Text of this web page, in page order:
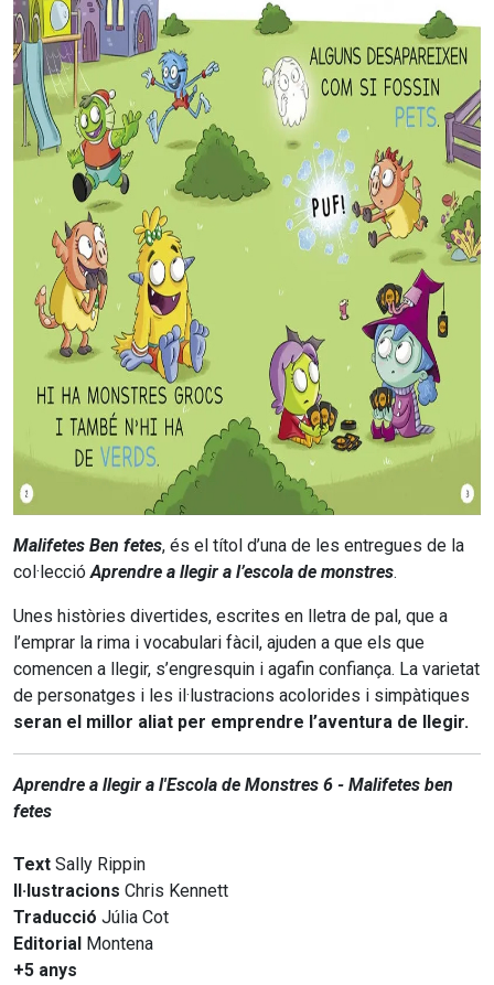
Malifetes Ben fetes, és el títol d’una de les entregues de la
col·leccióAprendre a llegir a l’escola de monstres.
Unes històries divertides, escrites en lletra de pal, que a
l’emprar la rima i vocabulari fàcil, ajuden a que els que
comencen a llegir, s’engresquin i agafin confiança. La varietat
de personatges i les il·lustracions acolorides i simpàtiques
seran el millor aliat per emprendre l’aventura de llegir.
Aprendre a llegir a l'Escola de Monstres 6 - Malifetes ben
fetes
Text Sally Rippin
Il·lustracions Chris Kennett
Traducció Júlia Cot
Editorial Montena
+5 anys